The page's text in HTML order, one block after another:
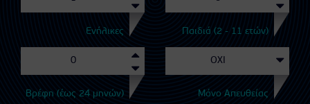
Ενήλικες Παιδιά (2 - 11 ετών)
Βρέφη (έως 24 μηνών) Μόνο Απευθείας